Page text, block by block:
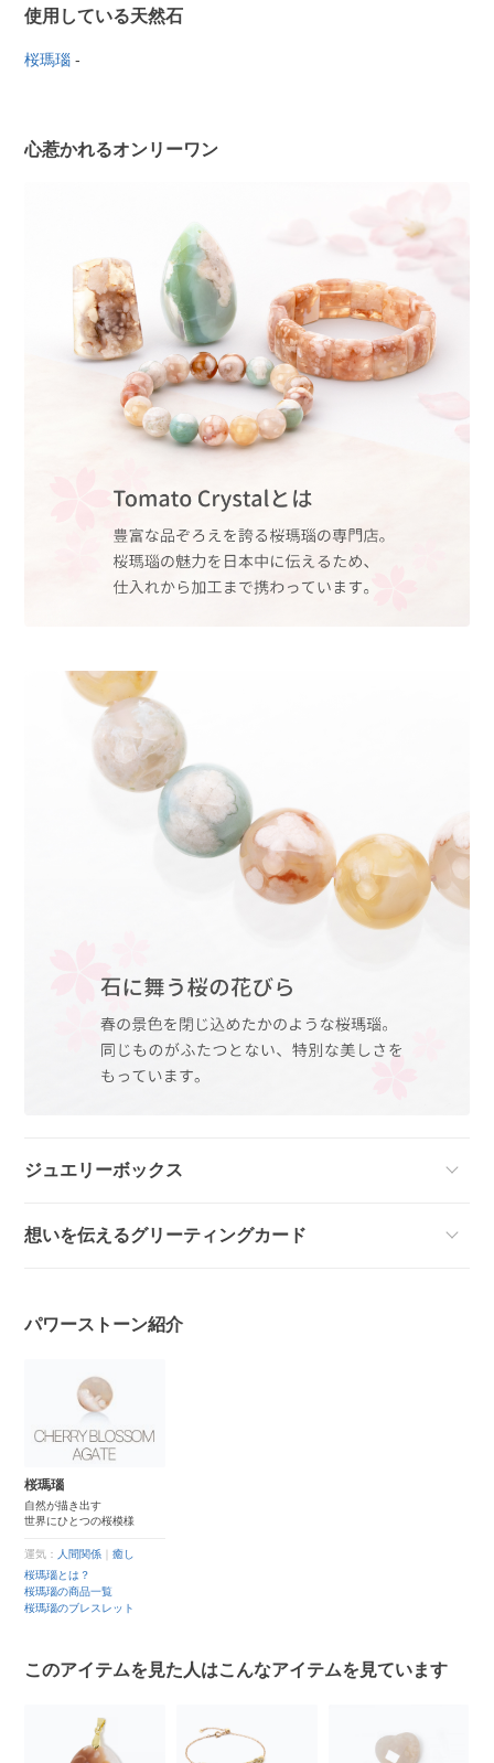
使用している天然石
桜瑪瑙 -
心惹かれるオンリーワン
ジュエリーボックス
想いを伝えるグリーティングカード
パワーストーン紹介
桜瑪瑙
自然が描き出す
世界にひとつの桜模様
運気： 人間関係 ｜癒し
桜瑪瑙とは？
桜瑪瑙の商品一覧
桜瑪瑙のブレスレット
このアイテムを見た人はこんなアイテムを見ています